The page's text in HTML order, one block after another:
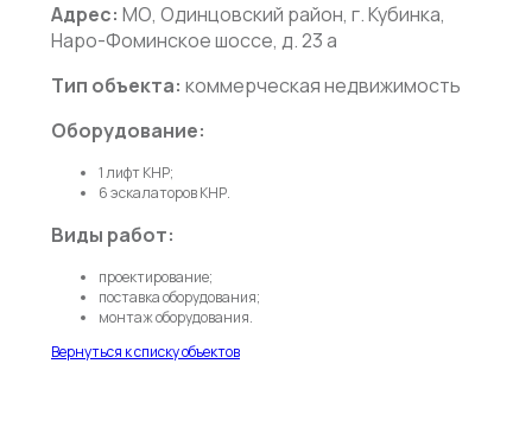
Адрес: МО, Одинцовский район, г. Кубинка,
Наро-Фоминское шоссе, д. 23 а
Тип объекта: коммерческая недвижимость
Оборудование:
1 лифт КНР;
6 эскалаторов КНР.
Виды работ:
проектирование;
поставка оборудования;
монтаж оборудования.
Вернуться к списку объектов